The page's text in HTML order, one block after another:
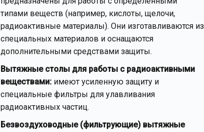
типами веществ (например, кислоты, щелочи,
радиоактивные материалы). Они изготавливаются из
специальных материалов и оснащаются
дополнительными средствами защиты.
Вытяжные столы для работы с радиоактивными
веществами: имеют усиленную защиту и
специальные фильтры для улавливания
радиоактивных частиц.
Безвоздуховодные (фильтрующие) вытяжные